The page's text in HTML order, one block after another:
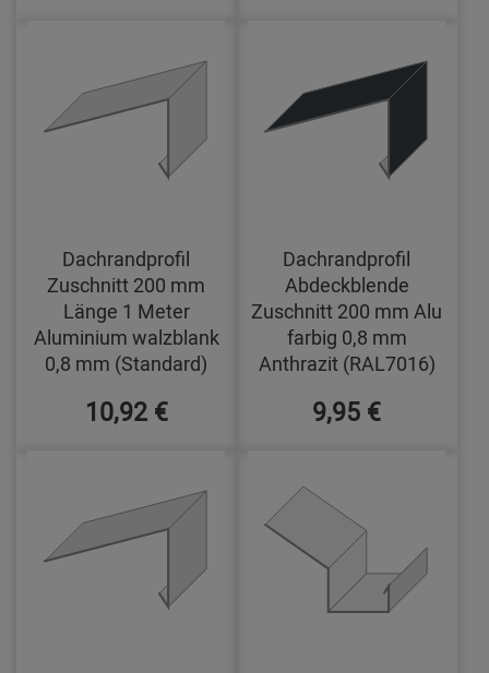
Dachrandprofil
Zuschnitt 200 mm
Länge 1 Meter
Aluminium walzblank
0,8 mm (Standard)
10,92 €
Dachrandprofil
Abdeckblende
Zuschnitt 200 mm Alu
farbig 0,8 mm
Anthrazit (RAL7016)
9,95 €